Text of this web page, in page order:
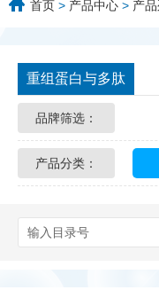
首页 > 产品中心 > 产
重组蛋白与多肽
品牌筛选：
产品分类：